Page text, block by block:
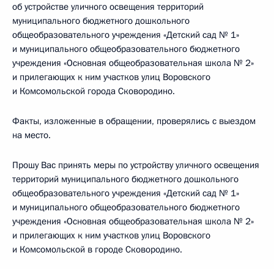
об устройстве уличного освещения территорий
муниципального бюджетного дошкольного
общеобразовательного учреждения «Детский сад № 1»
и муниципального общеобразовательного бюджетного
учреждения «Основная общеобразовательная школа № 2»
и прилегающих к ним участков улиц Воровского
и Комсомольской города Сковородино.
Факты, изложенные в обращении, проверялись с выездом
на место.
Прошу Вас принять меры по устройству уличного освещения
территорий муниципального бюджетного дошкольного
общеобразовательного учреждения «Детский сад № 1»
и муниципального общеобразовательного бюджетного
учреждения «Основная общеобразовательная школа № 2»
и прилегающих к ним участков улиц Воровского
и Комсомольской в городе Сковородино.